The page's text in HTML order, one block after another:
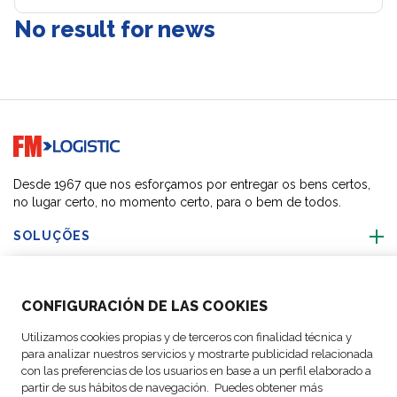
CONFIGURACIÓN DE LAS COOKIES
Utilizamos cookies propias y de terceros con finalidad técnica y
para analizar nuestros servicios y mostrarte publicidad relacionada
con las preferencias de los usuarios en base a un perfil elaborado a
partir de sus hábitos de navegación. Puedes obtener más
No result for news
Go to home page
Desde 1967 que nos esforçamos por entregar os bens certos,
no lugar certo, no momento certo, para o bem de todos.
SOLUÇÕES
ACTIVIDADES
SIGA-NOS